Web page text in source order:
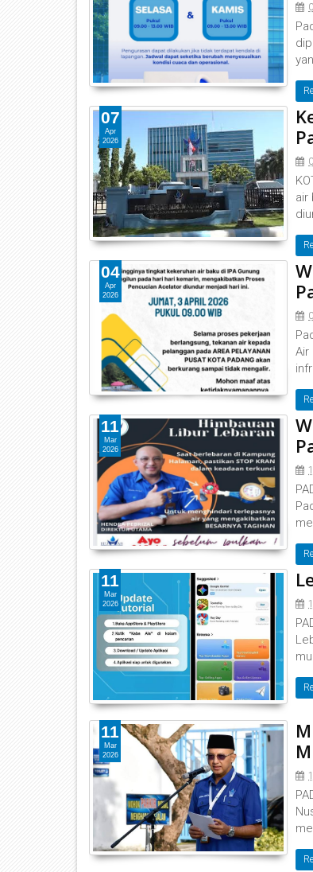
air
07
Apr
2026
Air
04
Apr
2026
11
Mar
2026
11
Mar
2026
11
Mar
2026